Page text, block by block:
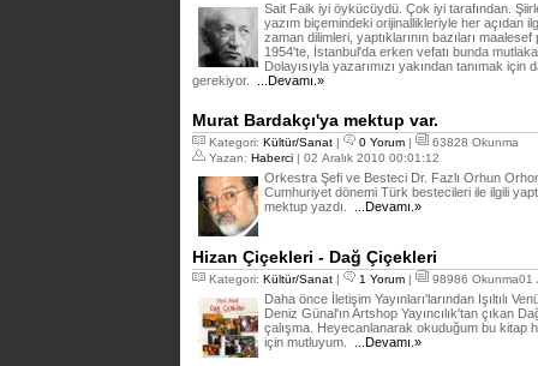
Sait Faik iyi öykücüydü. Çok iyi tarafından.
yazım biçemindeki orijinallikleriyle her açıdan
zaman dilimleri, yaptıklarının bazıları
1954'te, İstanbul'da erken vefatı bunda
Dolayısıyla yazarımızı yakından tanımak
gerekiyor.
...Devamı.»
Murat Bardakçı'ya mektup var.
Kategori: Kültür/Sanat | 0 Yorum |
63828 Okunma
Yazan: Haberci | 02 Aralık 2010 00:01:12
Orkestra Şefi ve Besteci Dr. Fazlı Orhun
Cumhuriyet dönemi Türk bestecileri ile ilgili
mektup yazdı.
...Devamı.»
Hizan Çiçekleri - Dağ Çiçekleri
Kategori: Kültür/Sanat | 1 Yorum | 98986 Okunma01
Daha önce İletişim Yayınları'larından Işıltılı
Deniz Günal'ın Artshop Yayıncılık'tan çıkan
çalışma. Heyecanlanarak okuduğum bu kitap
için mutluyum.
...Devamı.»